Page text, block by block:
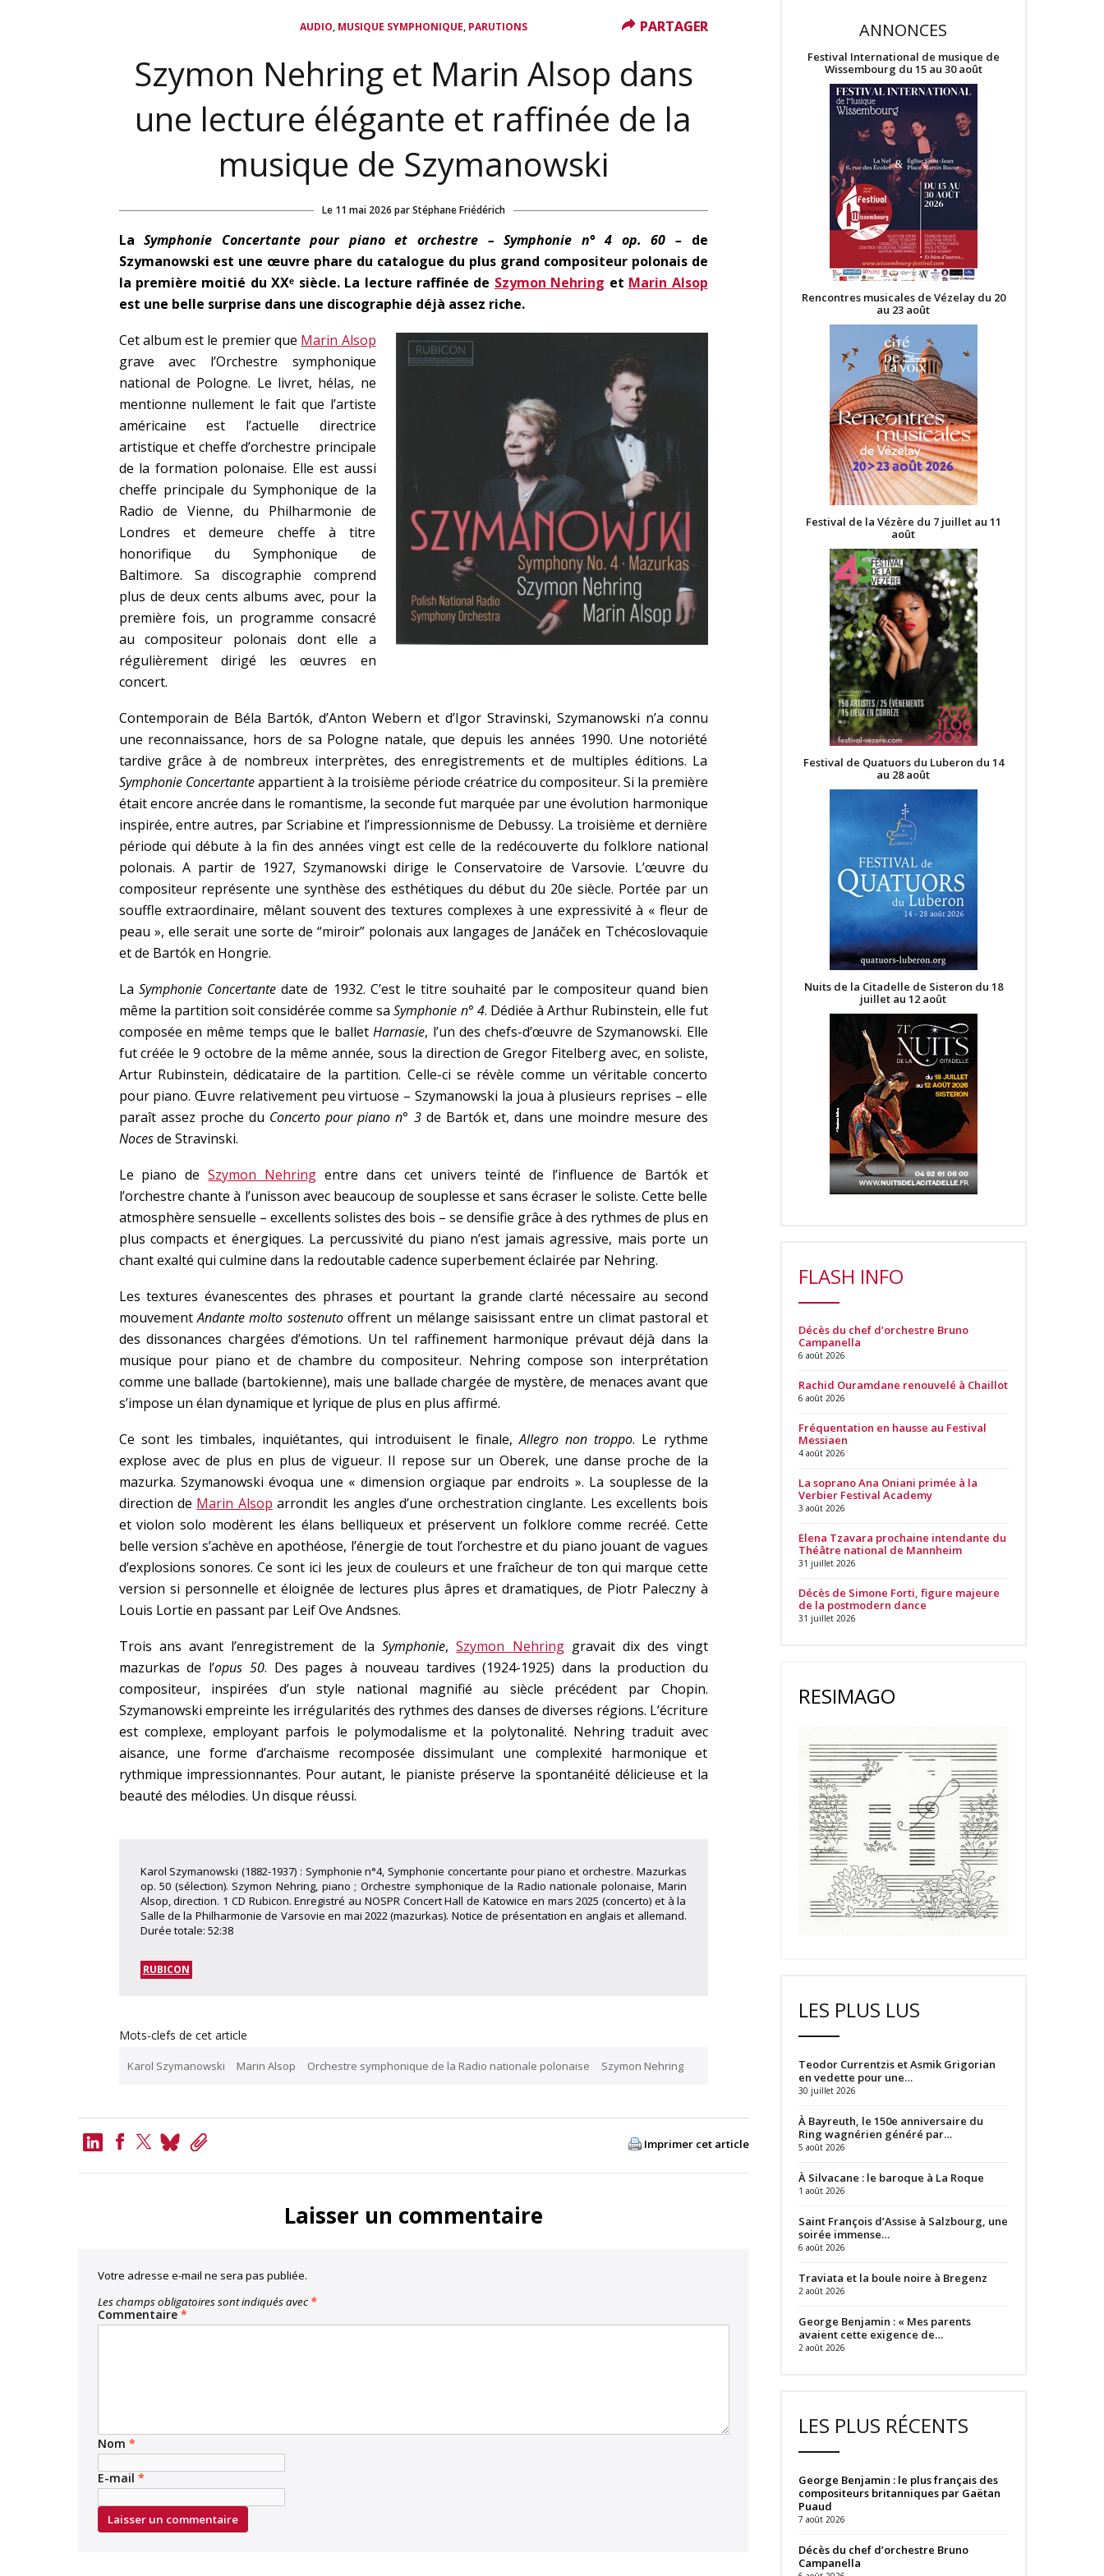
AUDIO, MUSIQUE SYMPHONIQUE, PARUTIONS
Szymon Nehring et Marin Alsop dans
une lecture élégante et raffinée de la
musique de Szymanowski
Le 11 mai 2026 par Stéphane Friédérich
LaSymphonie Concertante pour piano et orchestre – Symphonie n° 4 op. 60 – de
Szymanowski est une œuvre phare du catalogue du plus grand compositeur polonais de
la première moitié du XXᵉ siècle. La lecture raffinée de Szymon Nehring et Marin Alsop
est une belle surprise dans une discographie déjà assez riche.
Cet album est le premier que Marin Alsop
grave avec l’Orchestre symphonique
national de Pologne. Le livret, hélas, ne
mentionne nullement le fait que l’artiste
américaine est l’actuelle directrice
artistique et cheffe d’orchestre principale
de la formation polonaise. Elle est aussi
cheffe principale du Symphonique de la
Radio de Vienne, du Philharmonie de
Londres et demeure cheffe à titre
honorifique du Symphonique de
Baltimore. Sa discographie comprend
plus de deux cents albums avec, pour la
première fois, un programme consacré
au compositeur polonais dont elle a
régulièrement dirigé les œuvres en
concert.
Contemporain de Béla Bartók, d’Anton Webern et d’Igor Stravinski, Szymanowski n’a connu
une reconnaissance, hors de sa Pologne natale, que depuis les années 1990. Une notoriété
tardive grâce à de nombreux interprètes, des enregistrements et de multiples éditions. La
Symphonie Concertanteappartient à la troisième période créatrice du compositeur. Si la première
était encore ancrée dans le romantisme, la seconde fut marquée par une évolution harmonique
inspirée, entre autres, par Scriabine et l’impressionnisme de Debussy. La troisième et dernière
période qui débute à la fin des années vingt est celle de la redécouverte du folklore national
polonais. A partir de 1927, Szymanowski dirige le Conservatoire de Varsovie. L’œuvre du
compositeur représente une synthèse des esthétiques du début du 20e siècle. Portée par un
souffle extraordinaire, mêlant souvent des textures complexes à une expressivité à « fleur de
peau », elle serait une sorte de “miroir” polonais aux langages de Janáček en Tchécoslovaquie
et de Bartók en Hongrie.
La Symphonie Concertantedate de 1932. C’est le titre souhaité par le compositeur quand bien
même la partition soit considérée comme saSymphonie n° 4. Dédiée à Arthur Rubinstein, elle fut
composée en même temps que le balletHarnasie, l’un des chefs-d’œuvre de Szymanowski. Elle
fut créée le 9 octobre de la même année, sous la direction de Gregor Fitelberg avec, en soliste,
Artur Rubinstein, dédicataire de la partition. Celle-ci se révèle comme un véritable concerto
pour piano. Œuvre relativement peu virtuose – Szymanowski la joua à plusieurs reprises – elle
paraît assez proche du Concerto pour piano n° 3de Bartók et, dans une moindre mesure des
Nocesde Stravinski.
Le piano deSzymon Nehring entre dans cet univers teinté de l’influence de Bartók et
l’orchestre chante à l’unisson avec beaucoup de souplesse et sans écraser le soliste. Cette belle
atmosphère sensuelle – excellents solistes des bois – se densifie grâce à des rythmes de plus en
plus compacts et énergiques. La percussivité du piano n’est jamais agressive, mais porte un
chant exalté qui culmine dans la redoutable cadence superbement éclairée par Nehring.
Les textures évanescentes des phrases et pourtant la grande clarté nécessaire au second
mouvementAndante molto sostenutooffrent un mélange saisissant entre un climat pastoral et
des dissonances chargées d’émotions. Un tel raffinement harmonique prévaut déjà dans la
musique pour piano et de chambre du compositeur. Nehring compose son interprétation
comme une ballade (bartokienne), mais une ballade chargée de mystère, de menaces avant que
s’impose un élan dynamique et lyrique de plus en plus affirmé.
Ce sont les timbales, inquiétantes, qui introduisent le finale,Allegro non troppo. Le rythme
explose avec de plus en plus de vigueur. Il repose sur un Oberek, une danse proche de la
mazurka. Szymanowski évoqua une « dimension orgiaque par endroits ». La souplesse de la
direction de Marin Alsop arrondit les angles d’une orchestration cinglante. Les excellents bois
et violon solo modèrent les élans belliqueux et préservent un folklore comme recréé. Cette
belle version s’achève en apothéose, l’énergie de tout l’orchestre et du piano jouant de vagues
d’explosions sonores. Ce sont ici les jeux de couleurs et une fraîcheur de ton qui marque cette
version si personnelle et éloignée de lectures plus âpres et dramatiques, de Piotr Paleczny à
Louis Lortie en passant par Leif Ove Andsnes.
Trois ans avant l’enregistrement de la Symphonie,Szymon Nehringgravait dix des vingt
mazurkas de l’opus 50. Des pages à nouveau tardives (1924-1925) dans la production du
compositeur, inspirées d’un style national magnifié au siècle précédent par Chopin.
Szymanowski empreinte les irrégularités des rythmes des danses de diverses régions. L’écriture
est complexe, employant parfois le polymodalisme et la polytonalité. Nehring traduit avec
aisance, une forme d’archaïsme recomposée dissimulant une complexité harmonique et
rythmique impressionnantes. Pour autant, le pianiste préserve la spontanéité délicieuse et la
beauté des mélodies. Un disque réussi.
PARTAGER
Karol Szymanowski (1882-1937) : Symphonie n°4, Symphonie concertante pour piano et orchestre. Mazurkas
op. 50 (sélection). Szymon Nehring, piano ; Orchestre symphonique de la Radio nationale polonaise, Marin
Alsop, direction. 1 CD Rubicon. Enregistré au NOSPR Concert Hall de Katowice en mars 2025 (concerto) et à la
Salle de la Philharmonie de Varsovie en mai 2022 (mazurkas). Notice de présentation en anglais et allemand.
Durée totale: 52:38
PARTAGER
RUBICON
Mots-clefs de cet article
Karol Szymanowski Marin Alsop Orchestre symphonique de la Radio nationale polonaise Szymon Nehring
LinkedIn
BlueskyCopy
Imprimer cet article
Laisser un commentaire
Votre adresse e-mail ne sera pas publiée.
Les champs obligatoires sont indiqués avec *
Commentaire *
Nom *
E-mail *
ANNONCES
Festival International de musique de
Wissembourg du 15 au 30 août
Rencontres musicales de Vézelay du 20
au 23 août
Festival de la Vézère du 7 juillet au 11
août
Festival de Quatuors du Luberon du 14
au 28 août
Nuits de la Citadelle de Sisteron du 18
juillet au 12 août
FLASH INFO
Décès du chef d’orchestre Bruno
Campanella
6 août 2026
Rachid Ouramdane renouvelé à Chaillot
6 août 2026
Fréquentation en hausse au Festival
Messiaen
4 août 2026
La soprano Ana Oniani primée à la
Verbier Festival Academy
3 août 2026
Elena Tzavara prochaine intendante du
Théâtre national de Mannheim
31 juillet 2026
Décès de Simone Forti, figure majeure
de la postmodern dance
31 juillet 2026
RESIMAGO
LES PLUS LUS
Teodor Currentzis et Asmik Grigorian
en vedette pour une…
30 juillet 2026
À Bayreuth, le 150e anniversaire du
Ring wagnérien généré par…
5 août 2026
À Silvacane : le baroque à La Roque
1 août 2026
Saint François d’Assise à Salzbourg, une
soirée immense…
6 août 2026
Traviata et la boule noire à Bregenz
2 août 2026
George Benjamin : « Mes parents
avaient cette exigence de…
2 août 2026
LES PLUS RÉCENTS
George Benjamin : le plus français des
compositeurs britanniques par Gaëtan
Puaud
7 août 2026
Décès du chef d’orchestre Bruno
Campanella